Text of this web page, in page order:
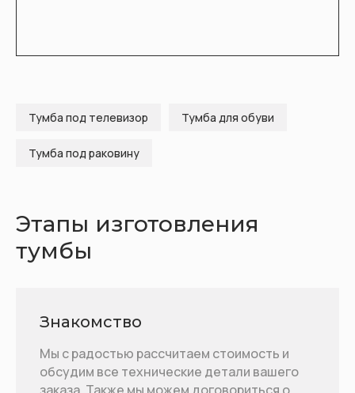
Тумба под телевизор Тумба для обуви
Тумба под раковину
Этапы изготовления
тумбы
Знакомство
Мы с радостью рассчитаем стоимость и
обсудим все технические детали вашего